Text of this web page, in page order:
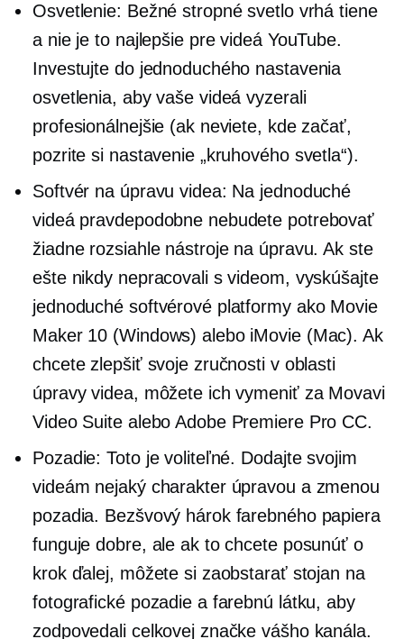
Osvetlenie: Bežné stropné svetlo vrhá tiene
a nie je to najlepšie pre videá YouTube.
Investujte do jednoduchého nastavenia
osvetlenia, aby vaše videá vyzerali
profesionálnejšie (ak neviete, kde začať,
pozrite si nastavenie „kruhového svetla“).
Softvér na úpravu videa: Na jednoduché
videá pravdepodobne nebudete potrebovať
žiadne rozsiahle nástroje na úpravu. Ak ste
ešte nikdy nepracovali s videom, vyskúšajte
jednoduché softvérové ​​platformy ako Movie
Maker 10 (Windows) alebo iMovie (Mac). Ak
chcete zlepšiť svoje zručnosti v oblasti
úpravy videa, môžete ich vymeniť za Movavi
Video Suite alebo Adobe Premiere Pro CC.
Pozadie: Toto je voliteľné. Dodajte svojim
videám nejaký charakter úpravou a zmenou
pozadia. Bezšvový hárok farebného papiera
funguje dobre, ale ak to chcete posunúť o
krok ďalej, môžete si zaobstarať stojan na
fotografické pozadie a farebnú látku, aby
zodpovedali celkovej značke vášho kanála.